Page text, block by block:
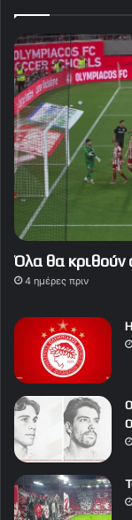
Όλα θα κριθούν
4 ημέρες πριν